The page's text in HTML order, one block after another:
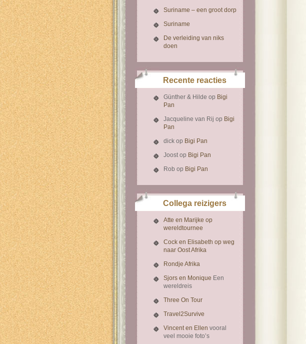
Suriname – een groot dorp
Suriname
De verleiding van niks
doen
Recente reacties
Günther & Hilde op Bigi
Pan
Jacqueline van Rij op Bigi
Pan
dick op Bigi Pan
Joostop Bigi Pan
Rob op Bigi Pan
Collega reizigers
Atte en Marijke op
wereldtournee
Cock en Elisabeth op weg
naar Oost Afrika
Rondje Afrika
Sjors en Monique Een
wereldreis
Three On Tour
Travel2Survive
Vincent en Ellen vooral
veel mooie foto’s